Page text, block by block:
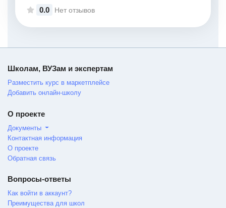
0.0
Нет отзывов
Школам, ВУЗам и экспертам
Разместить курс в маркетплейсе
Добавить онлайн-школу
О проекте
Документы
Контактная информация
О проекте
Обратная связь
Вопросы-ответы
Как войти в аккаунт?
Преимущества для школ